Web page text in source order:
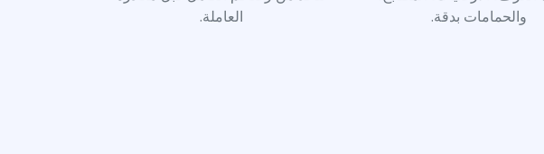
والحمامات بدقة.
العاملة.